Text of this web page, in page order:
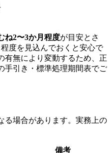
ね2〜3か月程度が目安とさ
度を見込んでおくと安心で
有無により変動するため、正
手引き・標準処理期間表でご
る場合があります。実務上の
備考